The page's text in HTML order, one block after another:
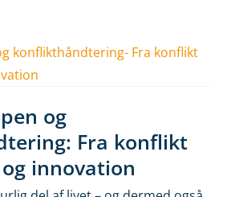
og
Fra konflikt
innovation